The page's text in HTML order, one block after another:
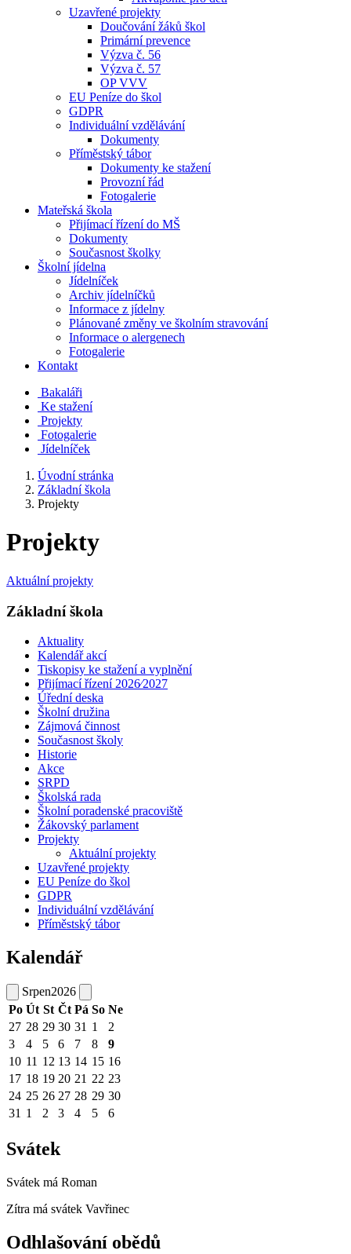
Uzavřené projekty
Doučování žáků škol
Primární prevence
Výzva č. 56
Výzva č. 57
OP VVV
EU Peníze do škol
GDPR
Individuální vzdělávání
Dokumenty
Příměstský tábor
Dokumenty ke stažení
Provozní řád
Fotogalerie
Mateřská škola
Přijímací řízení do MŠ
Dokumenty
Současnost školky
Školní jídelna
Jídelníček
Archiv jídelníčků
Informace z jídelny
Plánované změny ve školním stravování
Informace o alergenech
Fotogalerie
Kontakt
Bakaláři
Ke stažení
Projekty
Fotogalerie
Jídelníček
Úvodní stránka
Základní škola
Projekty
Projekty
Aktuální projekty
Základní škola
Aktuality
Kalendář akcí
Tiskopisy ke stažení a vyplnění
Přijímací řízení 2026⁄2027
Úřední deska
Školní družina
Zájmová činnost
Současnost školy
Historie
Akce
SRPD
Školská rada
Školní poradenské pracoviště
Žákovský parlament
Projekty
Aktuální projekty
Uzavřené projekty
EU Peníze do škol
GDPR
Individuální vzdělávání
Příměstský tábor
Kalendář
Srpen2026
Po Út St Čt Pá So Ne
27 28 29 30 31 1
2
3
4 5 6 7 8
9
10 11 12 13 14 15 16
17 18 19 20 21 22 23
24 25 26 27 28 29 30
31 1 2 3 4 5 6
Svátek
Svátek má Roman
Zítra má svátek Vavřinec
Odhlašování obědů